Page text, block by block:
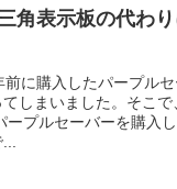
角表示板の代わ
前に購入したパープル
てしまいました。そこ
ープルセーバーを購入